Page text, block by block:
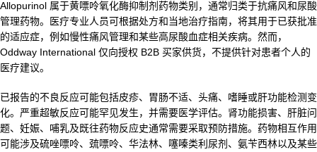
Allopurinol 属于黄嘌呤氧化酶抑制剂药物类别，通常归类于抗痛风和尿酸
管理药物。医疗专业人员可根据处方和当地治疗指南，将其用于已获批准
的适应症，例如慢性痛风管理和某些高尿酸血症相关疾病。然而，
Oddway International 仅向授权 B2B 买家供货，不提供针对患者个人的
医疗建议。
已报告的不良反应可能包括皮疹、胃肠不适、头痛、嗜睡或肝功能检测变
化。严重超敏反应可能罕见发生，并需要医学评估。肾功能损害、肝脏问
题、妊娠、哺乳及既往药物反应史通常需要采取预防措施。药物相互作用
可能涉及硫唑嘌呤、巯嘌呤、华法林、噻嗪类利尿剂、氨苄西林以及某些